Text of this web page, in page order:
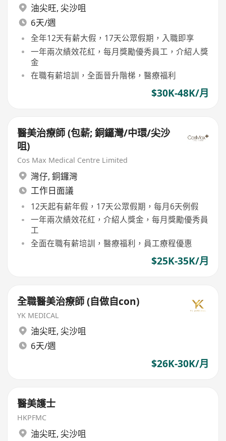
油尖旺, 尖沙咀
6天/週
全年12天有薪大假，17天公眾假期，入職即享
一年兩次績效花紅，每月獎勵優秀員工，介紹人獎
金
在職有薪培訓，全面晉升階梯，醫療福利
$30K-48K/月
醫美治療師 (包薪; 銅鑼灣/中環/尖沙
咀)
Cos Max Medical Centre Limited
灣仔, 銅鑼灣
工作日面議
12天起有薪年假，17天公眾假期，每月6天例假
一年兩次績效花紅，介紹人獎金，每月獎勵優秀員
工
全面在職有薪培訓，醫療福利，員工療程優惠
$25K-35K/月
全職醫美治療師 (自做自con)
YK MEDICAL
油尖旺, 尖沙咀
6天/週
$26K-30K/月
醫美護士
HKPFMC
油尖旺, 尖沙咀